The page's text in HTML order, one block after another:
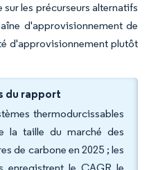
les précurseurs alternatifs
d'approvisionnement de
d'approvisionnement plutôt
du rapport
thermodurcissables
la taille du marché des
de carbone en 2025 ; les